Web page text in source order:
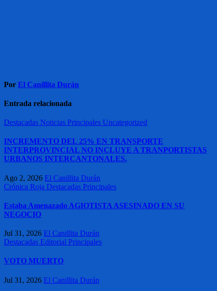
Por El Canillita Durán
Entrada relacionada
Destacadas Noticias Principales Uncategorized
INCREMENTO DEL 25% EN TRANSPORTE
INTERPROVINCIAL NO INCLUYE A TRANPORTISTAS
URBANOS INTERCANTONALES.
Ago 2, 2026 El Canillita Durán
Crónica Roja Destacadas Principales
Estaba Amenazado AGIOTISTA ASESINADO EN SU
NEGOCIO
Jul 31, 2026 El Canillita Durán
Destacadas Editorial Principales
VOTO MUERTO
Jul 31, 2026 El Canillita Durán